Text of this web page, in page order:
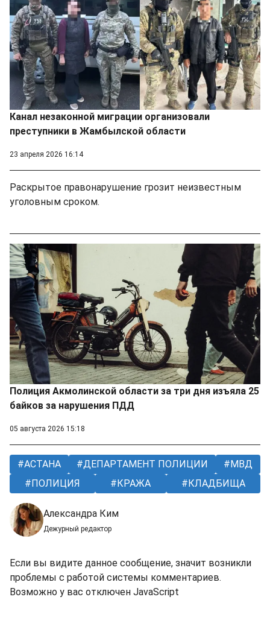
Канал незаконной миграции организовали
преступники в Жамбылской области
23 апреля 2026 16:14
Раскрытое правонарушение грозит неизвестным
уголовным сроком.
Полиция Акмолинской области за три дня изъяла 25
байков за нарушения ПДД
05 августа 2026 15:18
АСТАНА ДЕПАРТАМЕНТ ПОЛИЦИИ
МВД
ПОЛИЦИЯ
КРАЖА КЛАДБИЩА
Александра Ким
Дежурный редактор
Если вы видите данное сообщение, значит возникли
проблемы с работой системы комментариев.
Возможно у вас отключен JavaScript